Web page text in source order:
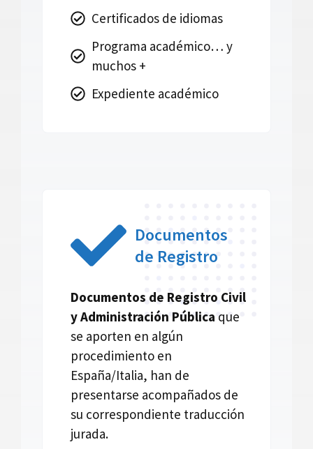
Certificados de idiomas
Programa académico… y
muchos +
Expediente académico
Documentos
de Registro
Documentos de Registro Civil
y Administración Pública que
se aporten en algún
procedimiento en
España/Italia, han de
presentarse acompañados de
su correspondiente traducción
jurada.